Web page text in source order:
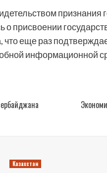
признания
присвоении
еще раз
информационной
Казахстан